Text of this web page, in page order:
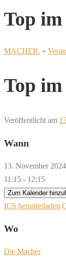
Top
MACHER. »
Top
Veröffentlicht am
Wann
13. November
11:15 - 12:15
Zum Kalender
ICS herunterladen
Wo
Die Macher